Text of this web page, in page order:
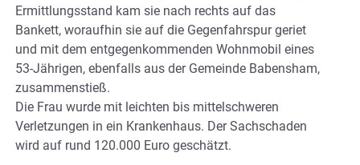
Ermittlungsstand kam sie nach rechts auf das
Bankett, woraufhin sie auf die Gegenfahrspur geriet
und mit dem entgegenkommenden Wohnmobil eines
53-Jährigen, ebenfalls aus der Gemeinde Babensham,
zusammenstieß.
Die Frau wurde mit leichten bis mittelschweren
Verletzungen in ein Krankenhaus. Der Sachschaden
wird auf rund 120.000 Euro geschätzt.